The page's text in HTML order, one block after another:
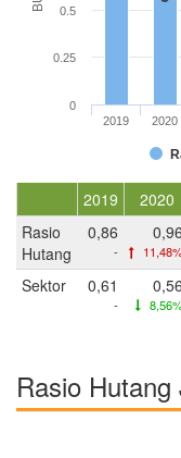
2019 2020
0
0.25
0.5
2019 2020
Rasio
Hutang
0,86
-
0,96
Sektor 0,61
-
0,56
Rasio